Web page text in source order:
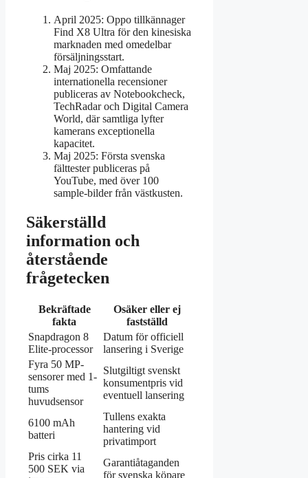
April 2025: Oppo tillkännager
Find X8 Ultra för den kinesiska
marknaden med omedelbar
försäljningsstart.
Maj 2025: Omfattande
internationella recensioner
publiceras av Notebookcheck,
TechRadar och Digital Camera
World, där samtliga lyfter
kamerans exceptionella
kapacitet.
Maj 2025: Första svenska
fälttester publiceras på
YouTube, med över 100
sample-bilder från västkusten.
Säkerställd
information och
återstående
frågetecken
Bekräftade
fakta
Osäker eller ej
fastställd
Snapdragon 8
Elite-processor
Datum för officiell
lansering i Sverige
Fyra 50 MP-
sensorer med 1-
tums
huvudsensor
Slutgiltigt svenskt
konsumentpris vid
eventuell lansering
6100 mAh
batteri
Tullens exakta
hantering vid
privatimport
Pris cirka 11
500 SEK via
Garantiåtaganden
för svenska köpare